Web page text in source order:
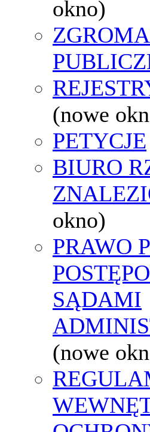
okno)
(nowe
PETYCJE
BIURO
okno)
PRAWO
SĄDAMI
(nowe